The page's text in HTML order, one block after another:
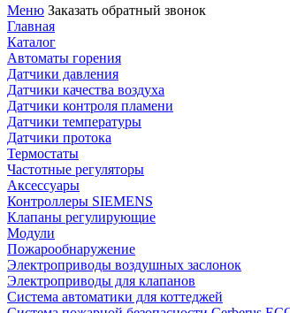
Меню Заказать обратный звонок
Главная
Каталог
Автоматы горения
Датчики давления
Датчики качества воздуха
Датчики контроля пламени
Датчики температуры
Датчики протока
Термостаты
Частотные регуляторы
Аксессуары
Контроллеры SIEMENS
Клапаны регулирующие
Модули
Пожарообнаружение
Электроприводы воздушных заслонок
Электроприводы для клапанов
Система автоматики для коттеджей